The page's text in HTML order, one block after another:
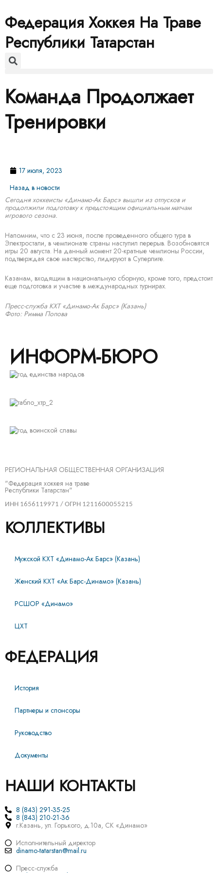
Федерация Хоккея На Траве
Республики Татарстан
Команда Продолжает
Тренировки
17 июля, 2023
Назад в новости
Сегодня хоккеисты «Динамо-Ак Барс» вышли из отпусков и
продолжили подготовку к предстоящим официальным матчам
игрового сезона.
Напомним, что с 23 июня, после проведенного общего тура в
Электростали, в чемпионате страны наступил перерыв. Возобновятся
игры 20 августа. На данный момент 20-кратные чемпионы России,
подтверждая свое мастерство, лидируют в Суперлиге.
Казанам, входящим в национальную сборную, кроме того, предстоит
еще подготовка и участие в международных турнирах.
Пресс-служба КХТ «Динамо-Ак Барс» (Казань)
Фото: Римма Попова
ИНФОРМ-БЮРО
РЕГИОНАЛЬНАЯ ОБЩЕСТВЕННАЯ ОРГАНИЗАЦИЯ
"Федерация хоккея на траве
Республики Татарстан"
ИНН 1656119971 / ОГРН 1211600055215
КОЛЛЕКТИВЫ
Мужской КХТ «Динамо-Ак Барс» (Казань)
Женский КХТ «Ак Барс-Динамо» (Казань)
РСШОР «Динамо»
ЦХТ
ФЕДЕРАЦИЯ
История
Партнеры и спонсоры
Руководство
Документы
НАШИ КОНТАКТЫ
8 (843) 291-35-25
8 (843) 210-21-36
г.Казань, ул. Горького, д.10а, СК «Динамо»
Исполнительный директор
dinamo-tatarstan@mail.ru
Пресс-служба